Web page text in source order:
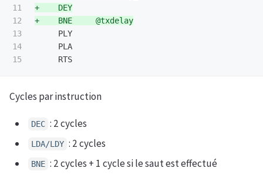
11
12
13
14
+    DEY
     PLY
     PLA
Cycles par instruction
DEC : 2 cycles
LDA/LDY : 2 cycles
BNE : 2 cycles + 1 cycle si le saut est effectué